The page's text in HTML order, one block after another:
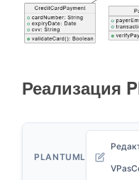
Реализация
PLANTUML